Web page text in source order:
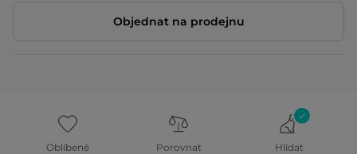
Objednat na prodejnu
Oblíbené Porovnat Hlídat